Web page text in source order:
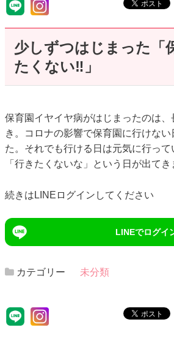
少しずつはじまった「
たくない‼」
保育園イヤイヤ病がはじまったのは、
き。コロナの影響で保育園に行けな
た。それでも行ける日は元気に行っ
「行きたくないな」という日が出てき
続きはLINEログインしてください
LINEでログイ
カテゴリー 未分類